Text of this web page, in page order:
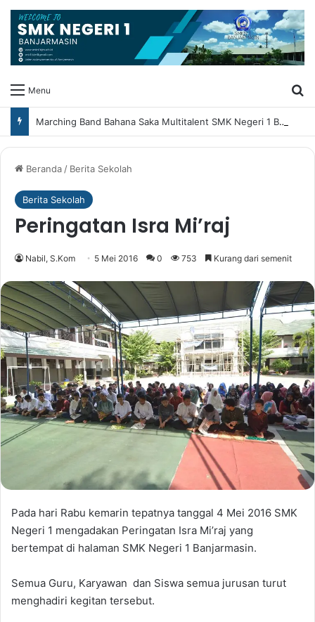
Menu
Marching Band Bahana Saka Multitalent SMK Negeri 1 Banjarmasin Borong Prestasi di Festival Borneo Marching Day 2026
Beranda/ Berita Sekolah
Berita Sekolah
Peringatan Isra Mi’raj
Nabil, S.Kom 5 Mei 2016 0 753 Kurang dari semenit
Pada hari Rabu kemarin tepatnya tanggal 4 Mei 2016 SMK
Negeri 1 mengadakan Peringatan Isra Mi’raj yang
bertempat di halaman SMK Negeri 1 Banjarmasin.
Semua Guru, Karyawan dan Siswa semua jurusan turut
menghadiri kegitan tersebut.